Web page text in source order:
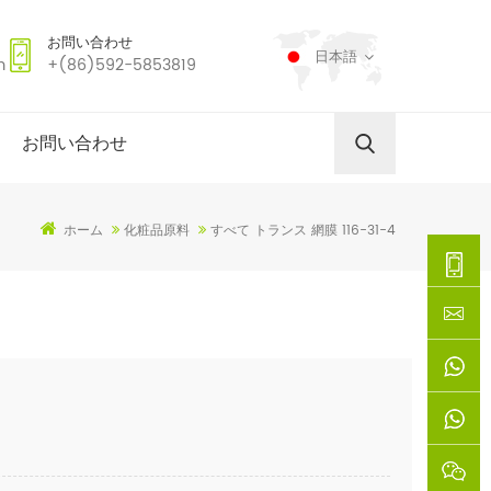
お問い合わせ
+(86)592-5853819 日本語
お問い合わせ
ホーム 化粧品原料 すべて トランス 網膜 116-31-4
5853819